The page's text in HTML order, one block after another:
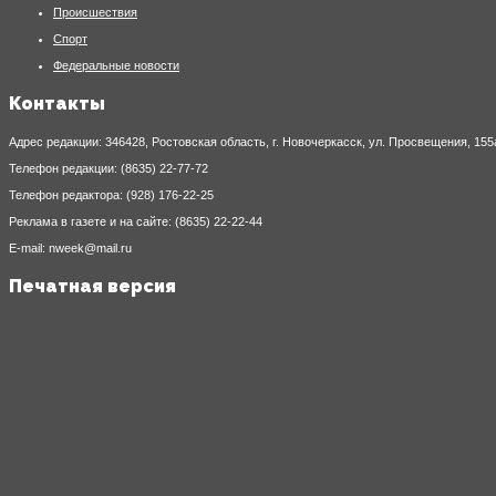
Происшествия
Спорт
Федеральные новости
Контакты
Адрес редакции: 346428, Ростовская область, г. Новочеркасск, ул. Просвещения,
Телефон редакции: (8635) 22-77-72
Телефон редактора: (928) 176-22-25
Реклама в газете и на сайте: (8635) 22-22-44
E-mail: nweek@mail.ru
Печатная версия